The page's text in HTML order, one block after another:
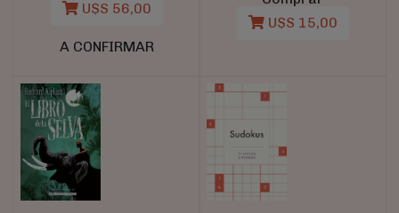
U$S 56,00
A CONFIRMAR
U$S 15,00